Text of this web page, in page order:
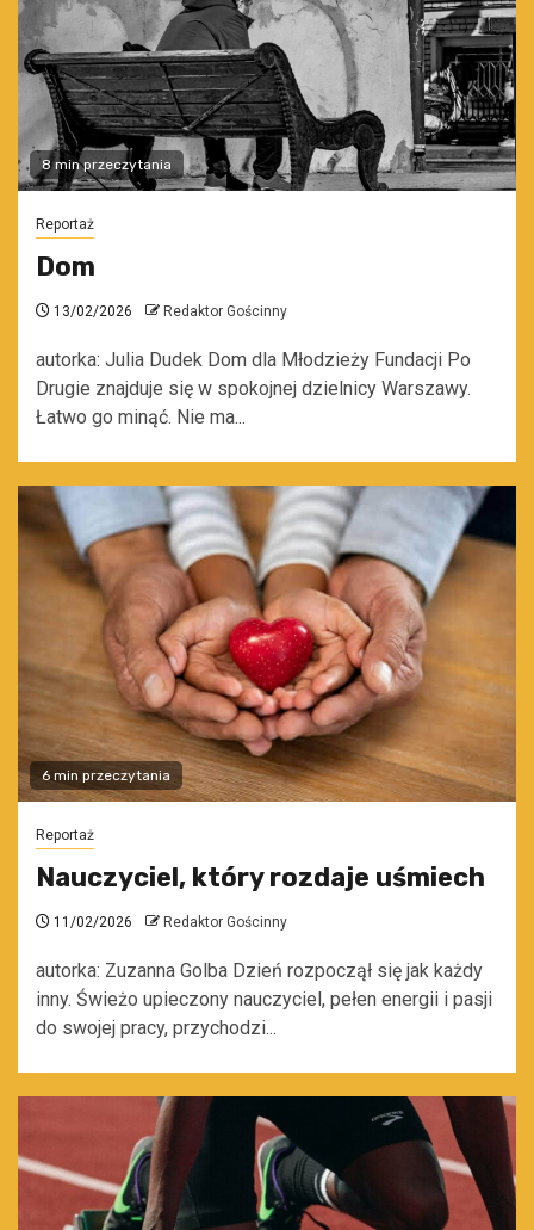
8 min przeczytania
Reportaż
Dom
13/02/2026 Redaktor Gościnny
autorka: Julia Dudek Dom dla Młodzieży Fundacji Po
Drugie znajduje się w spokojnej dzielnicy Warszawy.
Łatwo go minąć. Nie ma...
6 min przeczytania
Reportaż
Nauczyciel, który rozdaje uśmiech
11/02/2026 Redaktor Gościnny
autorka: Zuzanna Golba Dzień rozpoczął się jak każdy
inny. Świeżo upieczony nauczyciel, pełen energii i pasji
do swojej pracy, przychodzi...